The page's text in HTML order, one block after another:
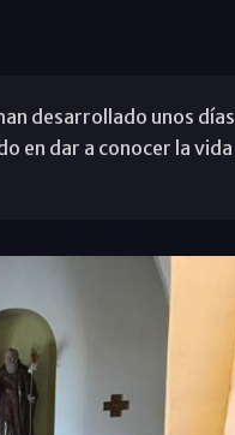
desarrollado unos días
en dar a conocer la vida